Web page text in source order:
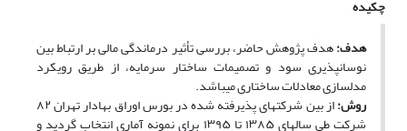
چکیده
هدف:هدف پژوهش حاضر، بررسی تأثیر درماندگی مالی بر ارتباط بین
نوسان‏پذیری سود و تصمیمات ساختار سرمایه، از طریق رویکرد
مدل‏سازی معادلات ساختاری می‏باشد.
روش: از بین شرکت‏های پذیرفته شده در بورس اوراق بهادار تهران ۸۲
شرکت طی سال‏های ۱۳۸۵ تا ۱۳۹۵ برای نمونه آماری انتخاب گردید و